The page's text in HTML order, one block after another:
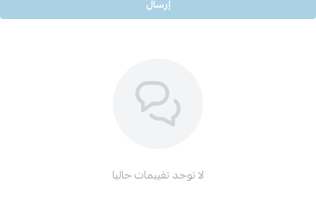
إرسال
لا توجد تقييمات حاليا